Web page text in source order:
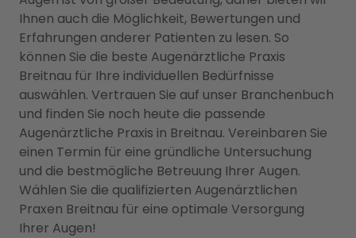
Ihnen auch die Möglichkeit, Bewertungen und
Erfahrungen anderer Patienten zu lesen. So
können Sie die beste Augenärztliche Praxis
Breitnau für Ihre individuellen Bedürfnisse
auswählen. Vertrauen Sie auf unser Branchenbuch
und finden Sie noch heute die passende
Augenärztliche Praxis in Breitnau. Vereinbaren Sie
einen Termin für eine gründliche Untersuchung
und die bestmögliche Betreuung Ihrer Augen.
Wählen Sie die qualifizierten Augenärztlichen
Praxen Breitnau für eine optimale Versorgung
Ihrer Augen!